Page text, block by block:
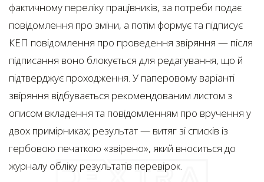
фактичному переліку працівників, за потреби подає
повідомлення про зміни, а потім формує та підписує
КЕП повідомлення про проведення звіряння — після
підписання воно блокується для редагування, що й
підтверджує проходження. У паперовому варіанті
звіряння відбувається рекомендованим листом з
описом вкладення та повідомленням про вручення у
двох примірниках; результат — витяг зі списків із
гербовою печаткою «звірено», який вноситься до
журналу обліку результатів перевірок.